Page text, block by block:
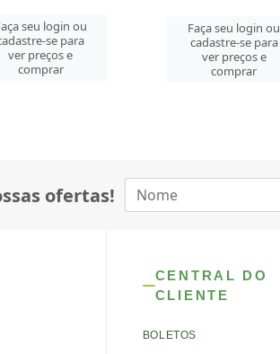
seu login ou
se para
ver preços e
comprar
Faça seu login ou
cadastre-se para
ver preços e
comprar
ofertas!
CENTRAL DO
CLIENTE
BOLETOS